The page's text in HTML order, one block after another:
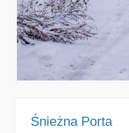
Śnieżna Porta